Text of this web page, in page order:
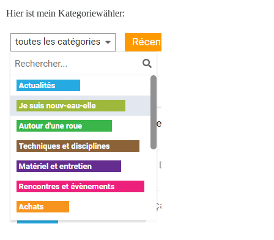
Hier ist mein Kategoriewähler: